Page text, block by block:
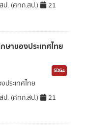
ป. (ศทก.สป.)
21
าของประเทศไทย
SDG4
ระเทศไทย
ป. (ศทก.สป.)
21